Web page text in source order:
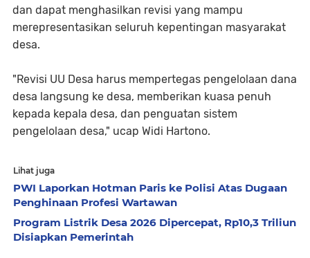
dan dapat menghasilkan revisi yang mampu
merepresentasikan seluruh kepentingan masyarakat
desa.
"Revisi UU Desa harus mempertegas pengelolaan dana
desa langsung ke desa, memberikan kuasa penuh
kepada kepala desa, dan penguatan sistem
pengelolaan desa," ucap Widi Hartono.
Lihat juga
PWI Laporkan Hotman Paris ke Polisi Atas Dugaan
Penghinaan Profesi Wartawan
Program Listrik Desa 2026 Dipercepat, Rp10,3 Triliun
Disiapkan Pemerintah